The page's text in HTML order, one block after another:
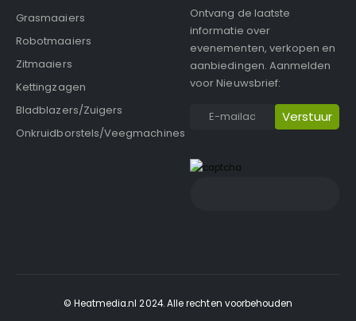
Grasmaaiers
Robotmaaiers
Zitmaaiers
Kettingzagen
Bladblazers/Zuigers
Onkruidborstels/Veegmachines
Ontvang de laatste
informatie over
evenementen, verkopen en
aanbiedingen. Aanmelden
voor Nieuwsbrief:
© Heatmedia.nl 2024. Alle rechten voorbehouden